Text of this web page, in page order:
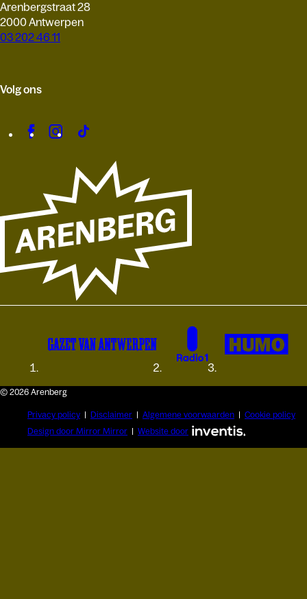
Arenbergstraat 28
2000 Antwerpen
03 202 46 11
Volg ons
© 2026 Arenberg
Privacy policy Disclaimer Algemene voorwaarden
Cookie policy
Design door Mirror Mirror
Website door